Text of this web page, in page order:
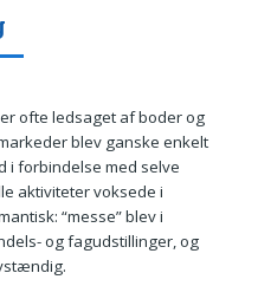
ofte ledsaget af boder og
blev ganske enkelt
i forbindelse med selve
aktiviteter voksede i
“messe” blev i
og fagudstillinger, og